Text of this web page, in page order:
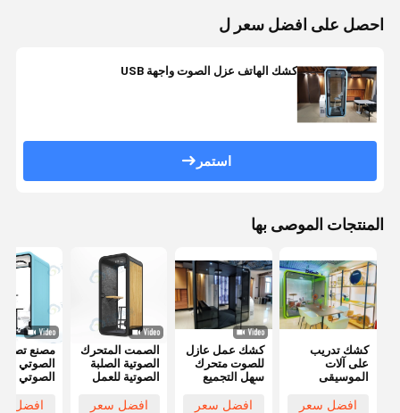
احصل على افضل سعر ل
كشك الهاتف عزل الصوت واجهة USB
استمر
المنتجات الموصى بها
كشك تدريب
على آلات
الموسيقى
للصوت
افضل سعر
كشك عمل عازل
للصوت متحرك
سهل التجميع
افضل سعر
الصمت المتحرك
الصوتية الصلبة
الصوتية للعمل
مكتب بود
افضل سعر
مصنع تصنيع
الصوتي
الصوتي
الصوتي
افضل